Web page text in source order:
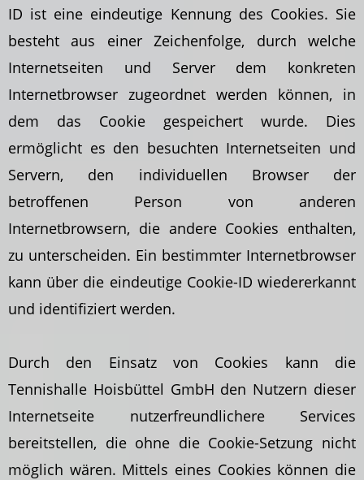
ID ist eine eindeutige Kennung des Cookies. Sie
besteht aus einer Zeichenfolge, durch welche
Internetseiten und Server dem konkreten
Internetbrowser zugeordnet werden können, in
dem das Cookie gespeichert wurde. Dies
ermöglicht es den besuchten Internetseiten und
Servern, den individuellen Browser der
betroffenen Person von anderen
Internetbrowsern, die andere Cookies enthalten,
zu unterscheiden. Ein bestimmter Internetbrowser
kann über die eindeutige Cookie-ID wiedererkannt
und identifiziert werden.
Durch den Einsatz von Cookies kann die
Tennishalle Hoisbüttel GmbH den Nutzern dieser
Internetseite nutzerfreundlichere Services
bereitstellen, die ohne die Cookie-Setzung nicht
möglich wären. Mittels eines Cookies können die